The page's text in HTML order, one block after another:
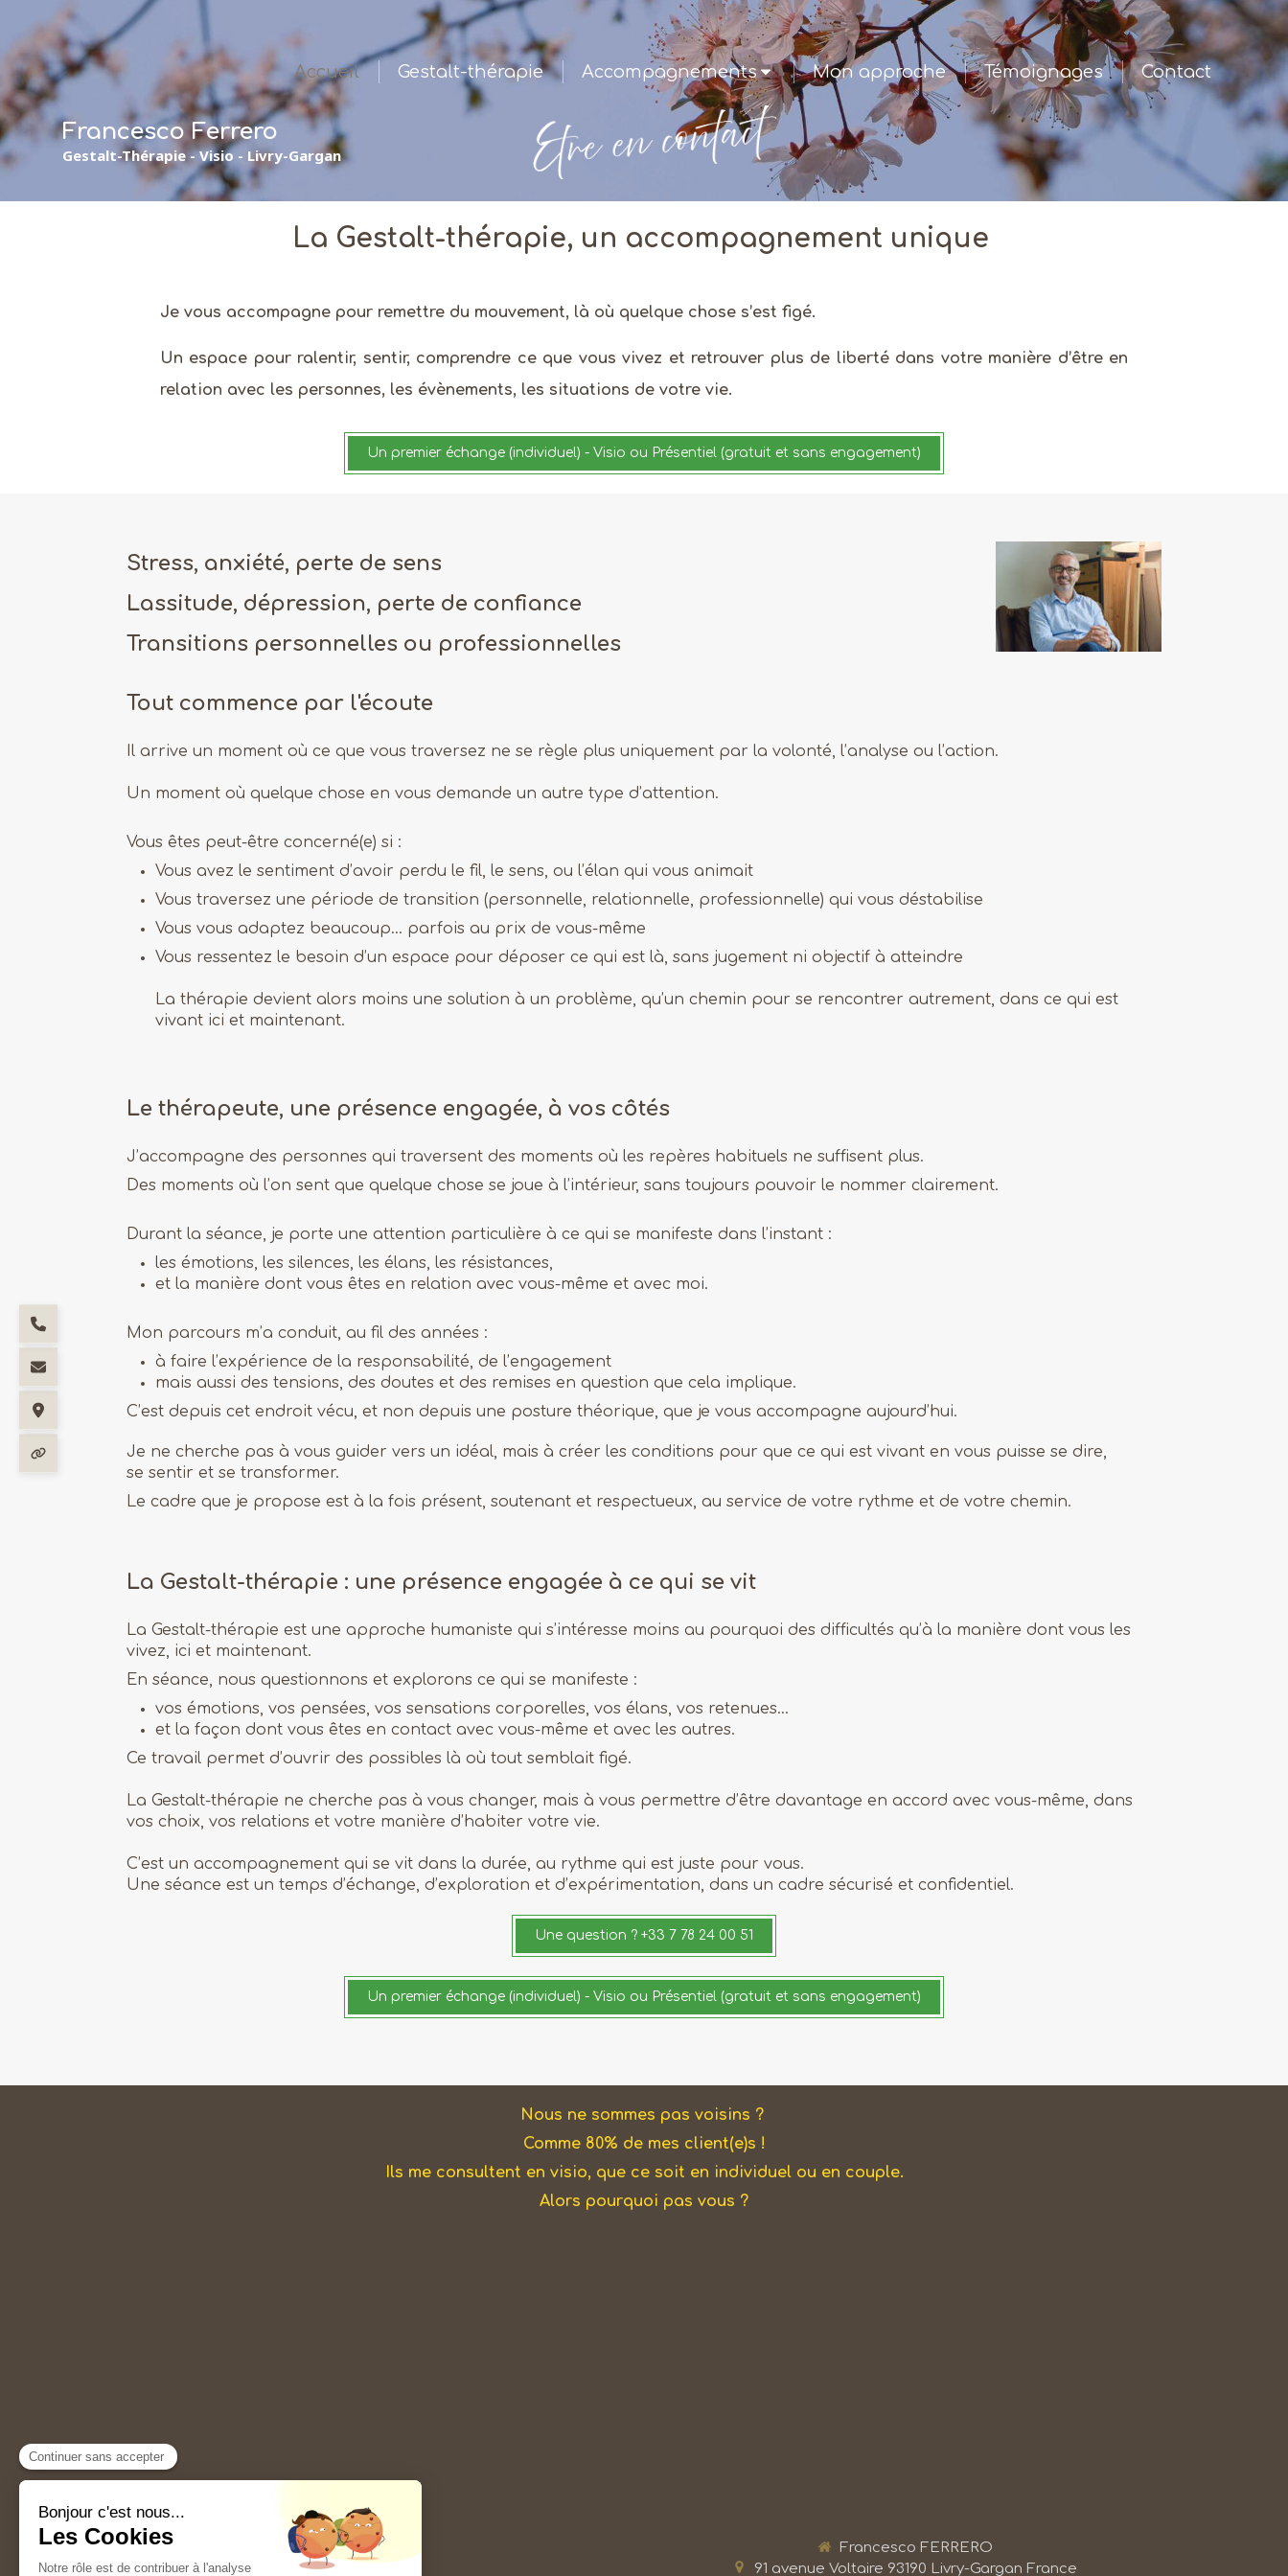
Accueil Gestalt-thérapie Accompagnements Mon approche Témoignages Contact
Francesco Ferrero
Gestalt-Thérapie - Visio - Livry-Gargan
La Gestalt-thérapie, un accompagnement unique
Je vous accompagne pour remettre du mouvement, là où quelque chose s’est figé.
Un espace pour ralentir, sentir, comprendre ce que vous vivez et retrouver plus de liberté dans votre manière d’être en
relation avec les personnes, les évènements, les situations de votre vie.
Un premier échange (individuel) - Visio ou Présentiel (gratuit et sans engagement)
Stress, anxiété, perte de sens
Lassitude, dépression, perte de confiance
Transitions personnelles ou professionnelles
Tout commence par l'écoute
Il arrive un moment où ce que vous traversez ne se règle plus uniquement par la volonté, l’analyse ou l’action.
Un moment où quelque chose en vous demande un autre type d’attention.
Vous êtes peut-être concerné(e) si :
Vous avez le sentiment d’avoir perdu le fil, le sens, ou l’élan qui vous animait
Vous traversez une période de transition (personnelle, relationnelle, professionnelle) qui vous déstabilise
Vous vous adaptez beaucoup… parfois au prix de vous-même
Vous ressentez le besoin d’un espace pour déposer ce qui est là, sans jugement ni objectif à atteindre
La thérapie devient alors moins une solution à un problème, qu’un chemin pour se rencontrer autrement, dans ce qui est
vivant ici et maintenant.
Le thérapeute, une présence engagée, à vos côtés
J’accompagne des personnes qui traversent des moments où les repères habituels ne suffisent plus.
Des moments où l’on sent que quelque chose se joue à l’intérieur, sans toujours pouvoir le nommer clairement.
Durant la séance, je porte une attention particulière à ce qui se manifeste dans l’instant :
les émotions, les silences, les élans, les résistances,
et la manière dont vous êtes en relation avec vous-même et avec moi.
Mon parcours m’a conduit, au fil des années :
à faire l’expérience de la responsabilité, de l’engagement
mais aussi des tensions, des doutes et des remises en question que cela implique.
C’est depuis cet endroit vécu, et non depuis une posture théorique, que je vous accompagne aujourd’hui.
Je ne cherche pas à vous guider vers un idéal, mais à créer les conditions pour que ce qui est vivant en vous puisse se dire,
se sentir et se transformer.
Le cadre que je propose est à la fois présent, soutenant et respectueux, au service de votre rythme et de votre chemin.
La Gestalt-thérapie : une présence engagée à ce qui se vit
La Gestalt-thérapie est une approche humaniste qui s’intéresse moins au pourquoi des difficultés qu’à la manière dont vous les
vivez, ici et maintenant.
En séance, nous questionnons et explorons ce qui se manifeste :
vos émotions, vos pensées, vos sensations corporelles, vos élans, vos retenues…
et la façon dont vous êtes en contact avec vous-même et avec les autres.
Ce travail permet d’ouvrir des possibles là où tout semblait figé.
La Gestalt-thérapie ne cherche pas à vous changer, mais à vous permettre d’être davantage en accord avec vous-même, dans
vos choix, vos relations et votre manière d’habiter votre vie.
C’est un accompagnement qui se vit dans la durée, au rythme qui est juste pour vous.
Une séance est un temps d’échange, d’exploration et d’expérimentation, dans un cadre sécurisé et confidentiel.
Une question ? +33 7 78 24 00 51
Un premier échange (individuel) - Visio ou Présentiel (gratuit et sans engagement)
Nous ne sommes pas voisins ?
Comme 80% de mes client(e)s !
Ils me consultent en visio, que ce soit en individuel ou en couple.
Alors pourquoi pas vous ?
Plan du site
Francesco FERRERO
91 avenue Voltaire 93190 Livry-Gargan France